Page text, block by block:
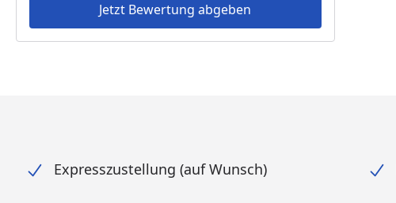
Jetzt Bewertung abgeben
Expresszustellung (auf Wunsch)